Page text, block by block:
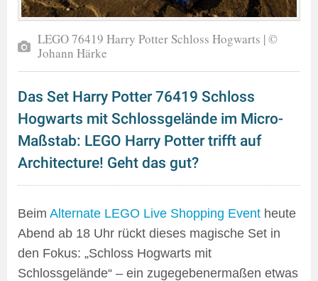
LEGO 76419 Harry Potter Schloss Hogwarts | ©
Johann Härke
Das Set Harry Potter 76419 Schloss
Hogwarts mit Schlossgelände im Micro-
Maßstab: LEGO Harry Potter trifft auf
Architecture! Geht das gut?
Beim Alternate LEGO Live Shopping Event heute
Abend ab 18 Uhr rückt dieses magische Set in
den Fokus: „Schloss Hogwarts mit
Schlossgelände“ – ein zugegebenermaßen etwas